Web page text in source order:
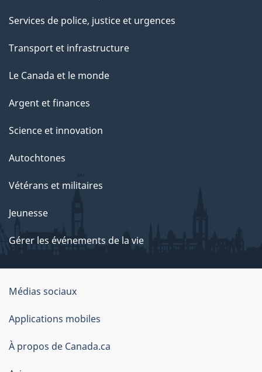
Services de police, justice et urgences
Transport et infrastructure
Le Canada et le monde
Argent et finances
Science et innovation
Autochtones
Vétérans et militaires
Jeunesse
Gérer les événements de la vie
Organisation
du
gouvernement
du
Canada
Médias sociaux
Applications mobiles
À propos de Canada.ca